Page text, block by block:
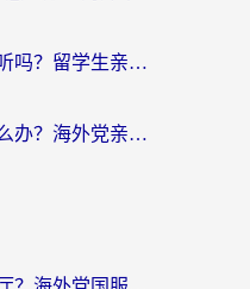
网易云音乐在海外可以听吗？留学生亲测有效的回国加速方案
优酷在香港版权限制怎么办？海外党亲测有效的追剧加速方案